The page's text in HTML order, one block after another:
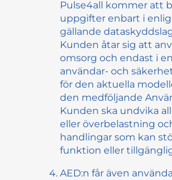
Pulse4all kommer att
uppgifter enbart i
gällande
Kunden åtar sig att
omsorg och endast i
användar- och
för den aktuella
den medföljande
Kunden ska undvika
eller överbelastning
handlingar som kan
funktion eller
AED:n får även